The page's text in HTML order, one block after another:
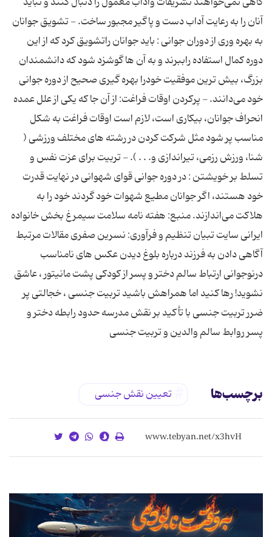
آنان را به رعایت آداب دست و پاگیر مجبور ساخت. - تشویق جوانان
به بهره وری از دوران جوانی : باید جوانان راتشویق کرد که از این
دوره کمال استفاده راببرند و به آن ها گوشزد شود که دانشمندان
بزرگ، بیش ترین موفقیت خودرا بهره گیری صحیح از دوره جوانی
خود می‌دانند. - پرکردن اوقات فراغت: از آن جا که یکی از علل عمده
انحراف جوانان، بیکاری است، لازم است اوقات فراغت به شکل
مناسب پر شود مثل شرکت کردن در رشته های مختلف ورزشی (
شنا، ورزش رزمی، تیراندازی و. . . ). - تربیت برای عزت نفس و
تسلط بر خویشتن : در دوره جوانی قوای شهوانی در نهایت قدرت
خود هستند، اگر جوانان مطیع شهوات خود گردند خود را به
هلاکت می‌اندازند. منبع: هفته نامه سلامت سیمرغ بخش خانواده
ایرانی سایت تبیان تنظیم و فرآوری: نسرین صفری مقالات مرتبط
آگاهی دادن به فرزند درباره بلوغ دیدن عکس های نامناسب
درنوجوانی ارتباط سالم دختر و پسر از کودکی پشت مانیتور ، عاشق
نشوید! رها کنید اما همراهش باشید تربیت جنسى ، خجالتی پر
ضرر تربیت جنسی با تأکید بر نقش مدرسه حدود رابطه دختر و
پسر روابط سالم والدین و تربیت جنسی
برچسب‌ها تعیین نقش جنسی